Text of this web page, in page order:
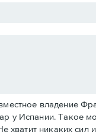
владение
у Испании. Такое
хватит никаких сил